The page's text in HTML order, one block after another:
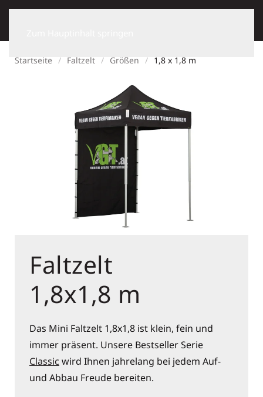
Startseite Faltzelt Größen 1,8 x 1,8 m
Faltzelt
1,8x1,8 m
Das Mini Faltzelt 1,8x1,8 ist klein, fein und
immer präsent. Unsere Bestseller Serie
Classic wird Ihnen jahrelang bei jedem Auf-
und Abbau Freude bereiten.